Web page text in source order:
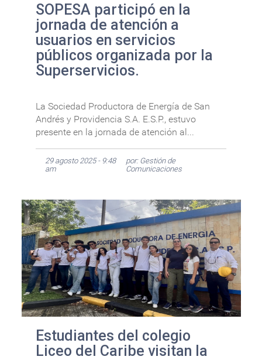
SOPESA participó en la
jornada de atención a
usuarios en servicios
públicos organizada por la
Superservicios.
La Sociedad Productora de Energía de San
Andrés y Providencia S.A. E.S.P., estuvo
presente en la jornada de atención al...
29 agosto 2025 - 9:48
am
por: Gestión de
Comunicaciones
Estudiantes del colegio
Liceo del Caribe visitan la